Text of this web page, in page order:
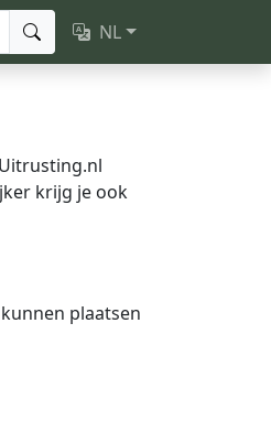
NL
krijg je ook
plaatsen